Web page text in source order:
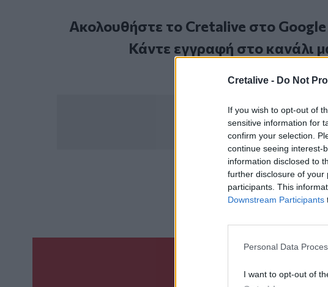
Cretalive - Do Not
If you wish to opt-out of
sensitive information for
confirm your selection.
continue seeing interest-
information disclosed to
further disclosure of your
participants. This
Downstream Participants
Personal Data
I want to opt-out of
Ακολουθήστε το Cretalive στο
Κάντε εγγραφή στο κανάλι
ΣΧΕΤΙΚΆ TAGS
Πληρωμές
Γίνε ο ρεπόρτερ του
ΣΤΕΊΛΕ ΤΗΝ ΕΊΔΗΣΗ